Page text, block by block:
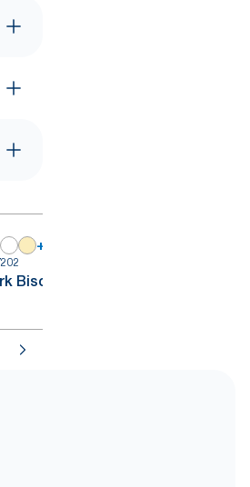
+
Biscuit salveta za ručak